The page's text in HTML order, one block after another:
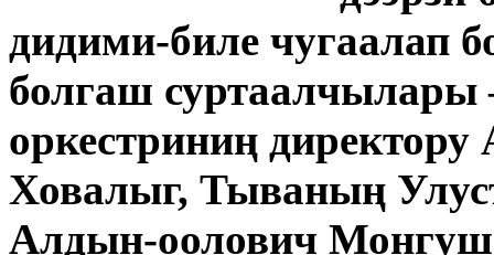
дидими-биле чугаалап
болгаш
оркестриниң
Ховалыг, Тываның
Алдын-оолович